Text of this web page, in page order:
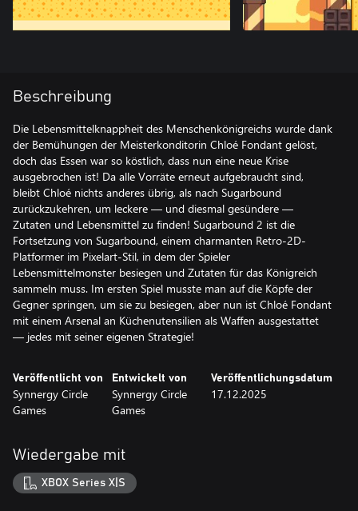
Beschreibung
Die Lebensmittelknappheit des Menschenkönigreichs wurde dank
der Bemühungen der Meisterkonditorin Chloé Fondant gelöst,
doch das Essen war so köstlich, dass nun eine neue Krise
ausgebrochen ist! Da alle Vorräte erneut aufgebraucht sind,
bleibt Chloé nichts anderes übrig, als nach Sugarbound
zurückzukehren, um leckere — und diesmal gesündere —
Zutaten und Lebensmittel zu finden! Sugarbound 2 ist die
Fortsetzung von Sugarbound, einem charmanten Retro-2D-
Platformer im Pixelart-Stil, in dem der Spieler
Lebensmittelmonster besiegen und Zutaten für das Königreich
sammeln muss. Im ersten Spiel musste man auf die Köpfe der
Gegner springen, um sie zu besiegen, aber nun ist Chloé Fondant
mit einem Arsenal an Küchenutensilien als Waffen ausgestattet
— jedes mit seiner eigenen Strategie!
Veröffentlicht von
Synnergy Circle
Games
Entwickelt von
Synnergy Circle
Games
Veröffentlichungsdatum
17.12.2025
Wiedergabe mit
XBOX Series X|S